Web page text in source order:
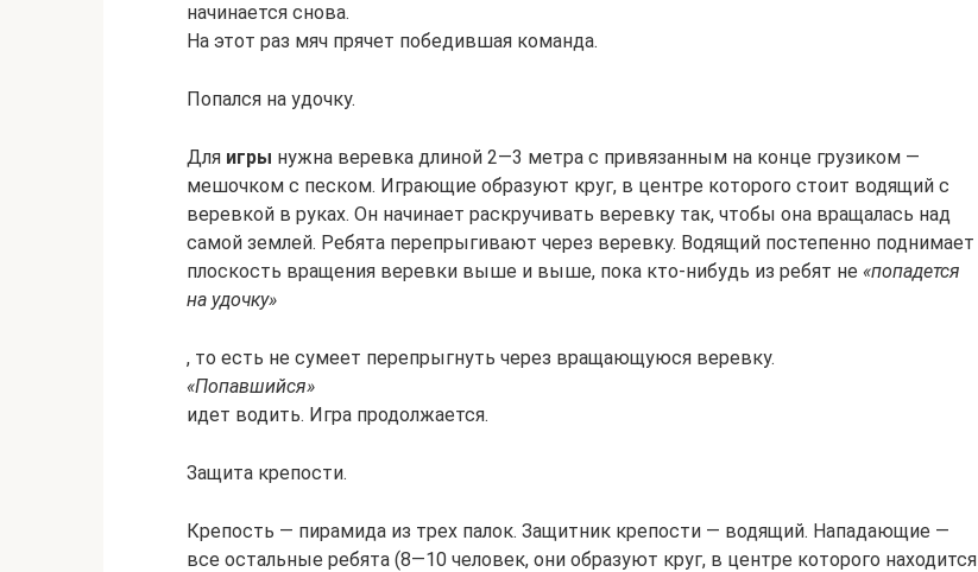
начинается снова.
На этот раз мяч прячет победившая команда.
Попался на удочку.
Для игры нужна веревка длиной 2—3 метра с привязанным на конце грузиком —
мешочком с песком. Играющие образуют круг, в центре которого стоит водящий с
веревкой в руках. Он начинает раскручивать веревку так, чтобы она вращалась над
самой землей. Ребята перепрыгивают через веревку. Водящий постепенно поднимает
плоскость вращения веревки выше и выше, пока кто-нибудь из ребят не «попадется
на удочку»
, то есть не сумеет перепрыгнуть через вращающуюся веревку.
«Попавшийся»
идет водить. Игра продолжается.
Защита крепости.
Крепость — пирамида из трех палок. Защитник крепости — водящий. Нападающие —
все остальные ребята (8—10 человек, они образуют круг, в центре которого находится